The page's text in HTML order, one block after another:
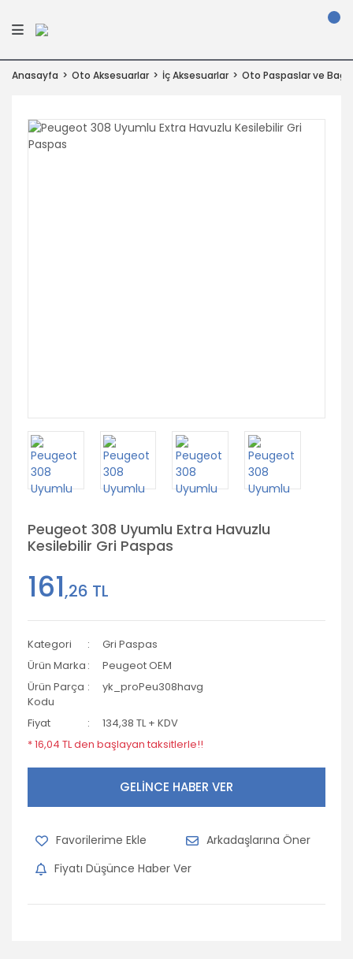
Anasayfa Oto Aksesuarlar İç Aksesuarlar Oto Paspaslar ve
Peugeot 308 Uyumlu Extra Havuzlu
Kesilebilir Gri Paspas
161,26 TL
Kategori
Gri Paspas
Ürün Marka
Peugeot OEM
Ürün Parça
Kodu
yk_proPeu308havg
Fiyat
134,38 TL + KDV
* 16,04 TL den başlayan taksitlerle!!
GELİNCE HABER VER
Arkadaşlarına Öner
Fiyatı Düşünce Haber Ver